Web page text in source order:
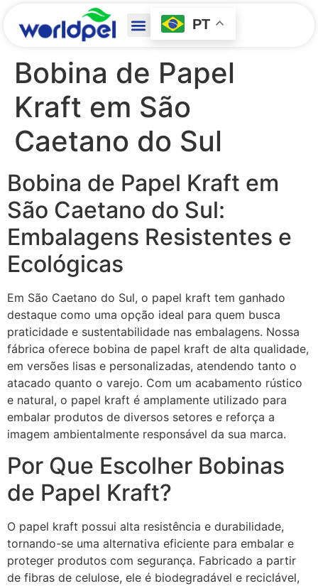
PT
Bobina de Papel
Kraft em São
Caetano do Sul
Bobina de Papel Kraft em
São Caetano do Sul:
Embalagens Resistentes e
Ecológicas
Em São Caetano do Sul, o papel kraft tem ganhado
destaque como uma opção ideal para quem busca
praticidade e sustentabilidade nas embalagens. Nossa
fábrica oferece bobina de papel kraft de alta qualidade,
em versões lisas e personalizadas, atendendo tanto o
atacado quanto o varejo. Com um acabamento rústico
e natural, o papel kraft é amplamente utilizado para
embalar produtos de diversos setores e reforça a
imagem ambientalmente responsável da sua marca.
Por Que Escolher Bobinas
de Papel Kraft?
O papel kraft possui alta resistência e durabilidade,
tornando-se uma alternativa eficiente para embalar e
proteger produtos com segurança. Fabricado a partir
de fibras de celulose, ele é biodegradável e reciclável,